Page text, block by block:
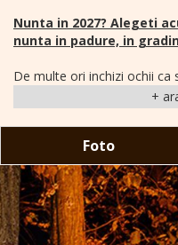
Nunta in 2027? Alegeti
nunta in padure, in
De multe ori inchizi ochii ca
frumoasa, mese frumos
familia zambind, muzica in
Deschide ochii, esti deja
venit la TreeHouse,locatia
natura! Stim ca ai cautat
Bucuresti;ia-ti acum
locatia ta de nunta in
Foto